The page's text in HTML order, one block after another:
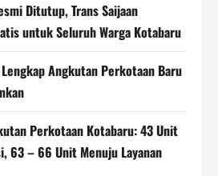
Ditutup, Trans Saijaan
untuk Seluruh Warga Kotabaru
Angkutan Perkotaan Baru
Perkotaan Kotabaru: 43 Unit
63 – 66 Unit Menuju Layanan